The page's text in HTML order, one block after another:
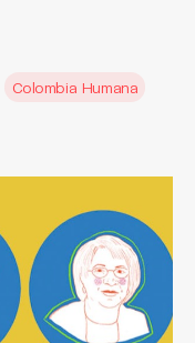
Colombia Humana